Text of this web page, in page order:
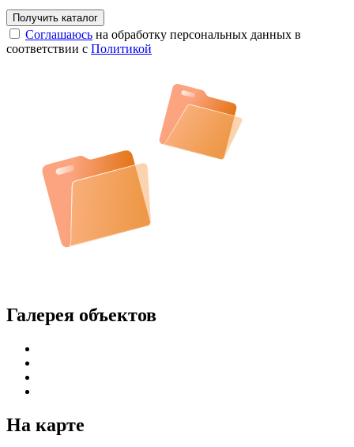
Соглашаюсь на обработку персональных данных в
соответствии с Политикой
Галерея объектов
На карте